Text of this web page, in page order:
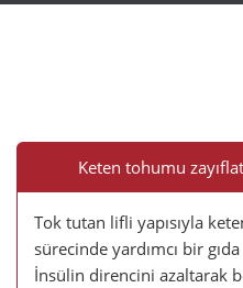
Keten tohumu
Tok tutan lifli yapısıyla
sürecinde yardımcı bir
İnsülin direncini azaltarak